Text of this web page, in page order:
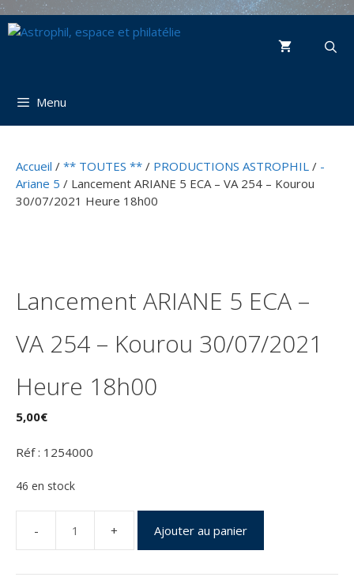
Aller
au
Menu
Accueil / ** TOUTES ** / PRODUCTIONS ASTROPHIL / -
Ariane 5 / Lancement ARIANE 5 ECA – VA 254 – Kourou
30/07/2021 Heure 18h00
Lancement ARIANE 5 ECA –
VA 254 – Kourou 30/07/2021
Heure 18h00
5,00€
Réf : 1254000
46 en stock
quantité
de
Lancement
Ajouter au panier